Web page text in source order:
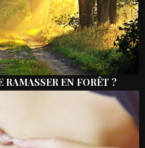
RAMASSER EN FORÊT ?